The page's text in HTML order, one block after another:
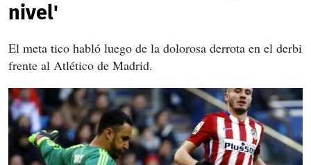
nivel'
El meta tico habló luego de la dolorosa derrota en el derbi
frente al Atlético de Madrid.